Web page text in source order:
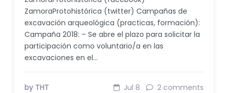
ZamoraProtohistórica (twitter) Campañas de
excavación arqueológica (practicas, formación):
Campaña 2018: – Se abre el plazo para solicitar la
participación como voluntario/a en las
excavaciones en el…
by THT Jul 8 2 comments